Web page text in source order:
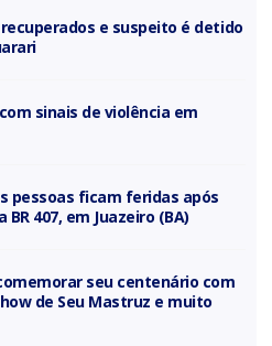
e suspeito é detido
sinais de violência em
pessoas ficam feridas após
407, em Juazeiro (BA)
seu centenário com
de Seu Mastruz e muito